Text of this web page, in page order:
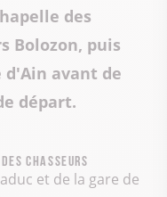
des
Bolozon, puis
avant de
départ.
Chasseurs
et de la gare de